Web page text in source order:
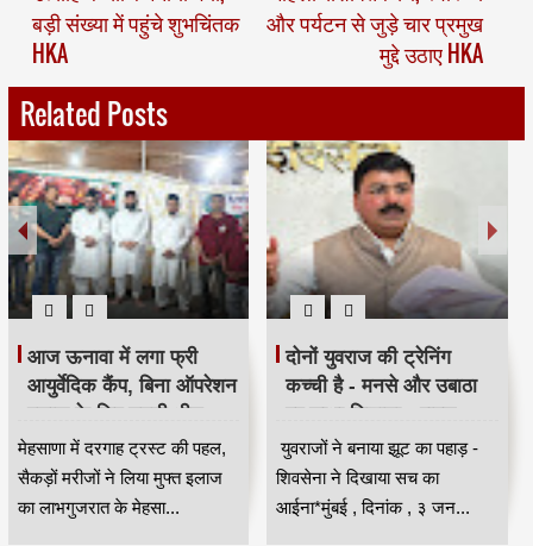
बड़ी संख्या में पहुंचे शुभचिंतक
HKA
और पर्यटन से जुड़े चार प्रमुख
मुद्दे उठाए HKA
Related Posts
आज ऊनावा में लगा फ्री
आयुर्वेदिक कैंप, बिना ऑपरेशन
इलाज के लिए उमड़ी भीड़
HKA
मेहसाणा में दरगाह ट्रस्ट की पहल,
सैकड़ों मरीजों ने लिया मुफ्त इलाज
का लाभगुजरात के मेहसा...
दोनों युवराज की ट्रेनिंग
कच्ची है - मनसे और उबाठा
पर साधा निशाना - राहुल
शेवाले
युवराजों ने बनाया झूट का पहाड़ -
शिवसेना ने दिखाया सच का
आईना*मुंबई , दिनांक , ३ जन...